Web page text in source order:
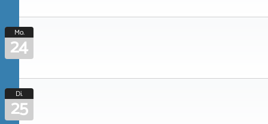
Mo.
24
Di.
25